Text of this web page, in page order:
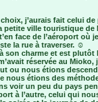
j’aurais fait celui
ville touristique de
face de l’aéroport où
la rue à traverser. ☺
son charme et est
réservée au
ou nous étions
étions des
voir un peu du pays
à l’autre, celui qui